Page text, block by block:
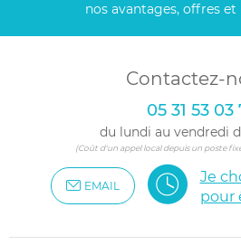
nos avantages, offres et
Contactez-
05 31 53 03
du lundi au vendredi
(Coût d'un appel local depuis un poste
EMAIL
Je
pour